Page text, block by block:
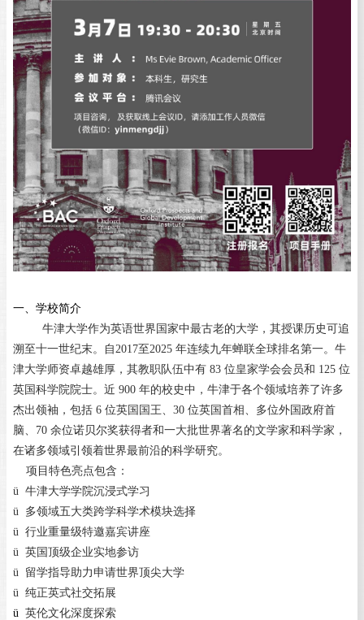
一、学校简介
牛津大学作为英语世界国家中最古老的大学，其授课历史可追
溯至十一世纪末。自2017至2025 年连续九年蝉联全球排名第一。牛
津大学师资卓越雄厚，其教职队伍中有 83 位皇家学会会员和 125 位
英国科学院院士。近 900 年的校史中，牛津于各个领域培养了许多
杰出领袖，包括 6 位英国国王、 30 位英国首相、多位外国政府首
脑、 70 余位诺贝尔奖获得者和一大批世界著名的文学家和科学家，
在诸多领域引领着世界最前沿的科学研究。
项目特色亮点包含：
ü 牛津大学学院沉浸式学习
ü
多领域五大类跨学科学术模块选择
ü 行业重量级特邀嘉宾讲座
ü 英国顶级企业实地参访
ü
留学指导助力申请世界顶尖大学
ü 纯正英式社交拓展
ü 英伦文化深度探索